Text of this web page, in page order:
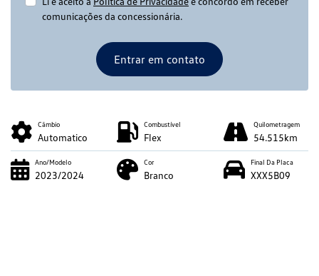
comunicações da concessionária.
Entrar em contato
Câmbio
Automatico
Combustível
Flex
Quilometragem
54.515km
Ano/Modelo
2023/2024
Cor
Branco
Final Da Placa
XXX5B09